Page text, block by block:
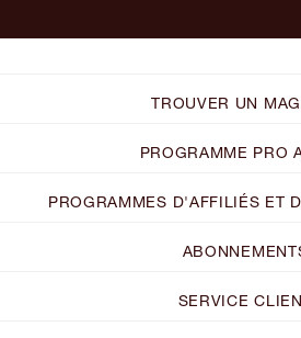
TROUVER UN
PROGRAMME PRO
PROGRAMMES D'AFFILIÉS ET
SERVICE